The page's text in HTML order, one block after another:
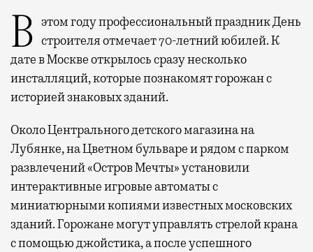
В этом году профессиональный праздник День строителя отмечает 70-летний юбилей. К
дате в Москве открылось сразу несколько
инсталляций, которые познакомят горожан с
историей знаковых зданий.
Около Центрального детского магазина на
Лубянке, на Цветном бульваре и рядом с парком
развлечений «Остров Мечты» установили
интерактивные игровые автоматы с
миниатюрными копиями известных московских
зданий. Горожане могут управлять стрелой крана
с помощью джойстика, а после успешного